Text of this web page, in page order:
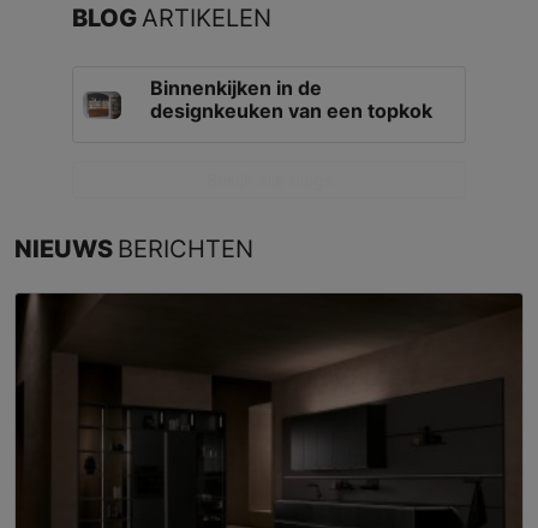
BLOG ARTIKELEN
Binnenkijken in de
designkeuken van een topkok
NIEUWS BERICHTEN